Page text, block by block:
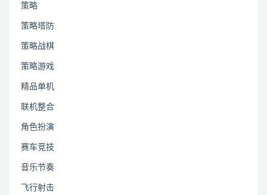
策略
策略塔防
策略战棋
策略游戏
精品单机
联机整合
角色扮演
赛车竞技
音乐节奏
飞行射击